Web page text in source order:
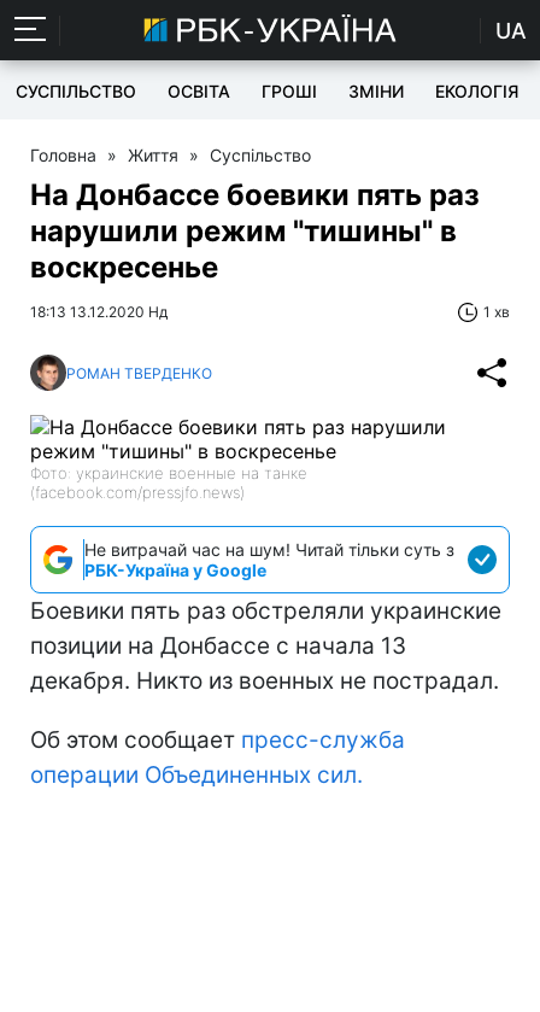
UA
СУСПІЛЬСТВО ОСВІТА ГРОШІ ЗМІНИ ЕКОЛОГІЯ
Головна » Життя » Суспільство
На Донбассе боевики пять раз
нарушили режим "тишины" в
воскресенье
18:13 13.12.2020 Нд 1 хв
РОМАН ТВЕРДЕНКО
Фото: украинские военные на танке
(facebook.com/pressjfo.news)
Не витрачай час на шум! Читай тільки суть з
РБК-Україна у Google
Боевики пять раз обстреляли украинские
позиции на Донбассе с начала 13
декабря. Никто из военных не пострадал.
Об этом сообщает пресс-служба
операции Объединенных сил.